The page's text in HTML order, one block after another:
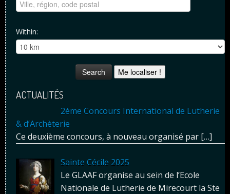
Within:
Me localiser !
ACTUALITÉS
2ème Concours International de Lutherie
& d’Archèterie
Ce deuxième concours, à nouveau organisé par […]
Sainte Cécile 2025
Le GLAAF organise au sein de l’Ecole
Nationale de Lutherie de Mirecourt la Ste